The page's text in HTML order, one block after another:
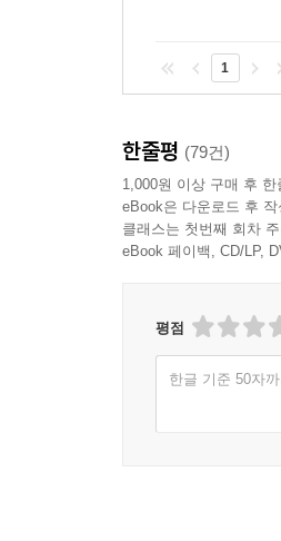
1
한줄평 (79건)
1,000원 이상 구매 후 한
eBook은 다운로드 후
클래스는 첫번째 회차
eBook 페이백, CD/LP,
평점
한글 기준 50자